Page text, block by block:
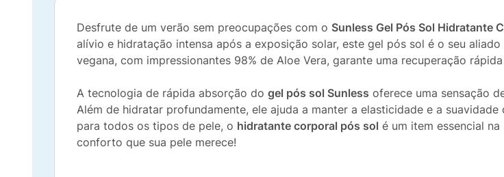
Desfrute de um verão sem preocupações com o Sunless Gel Pós Sol Hidratante
alívio e hidratação intensa após a exposição solar, este gel pós sol é o seu
vegana, com impressionantes 98% de Aloe Vera, garante uma recuperação
A tecnologia de rápida absorção do gel pós sol Sunless oferece uma sensação
Além de hidratar profundamente, ele ajuda a manter a elasticidade e a
para todos os tipos de pele, o hidratante corporal pós sol é um item essencial
conforto que sua pele merece!